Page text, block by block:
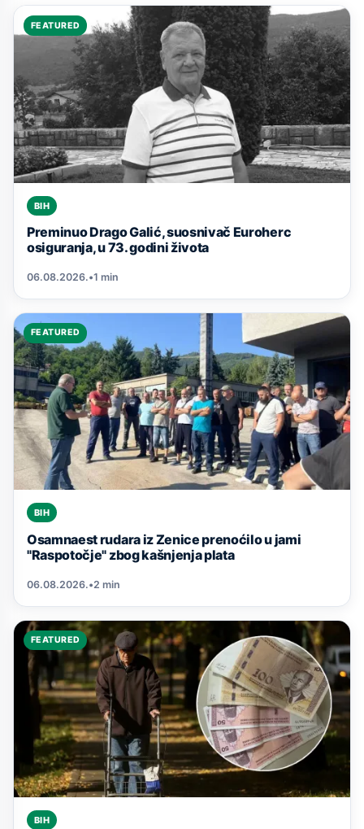
FEATURED
BIH
Preminuo Drago Galić, suosnivač Euroherc
osiguranja, u 73. godini života
06.08.2026.•1 min
FEATURED
BIH
Osamnaest rudara iz Zenice prenoćilo u jami
"Raspotočje" zbog kašnjenja plata
06.08.2026.•2 min
FEATURED
BIH